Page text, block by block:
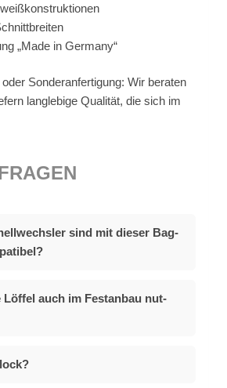
„Made in Ger­ma­ny“
Son­der­an­fer­ti­gung: Wir be­ra­ten
lang­le­bi­ge Qua­li­tät, die sich im
sind mit die­ser Bag­
Löf­fel auch im Fest­an­bau nut­